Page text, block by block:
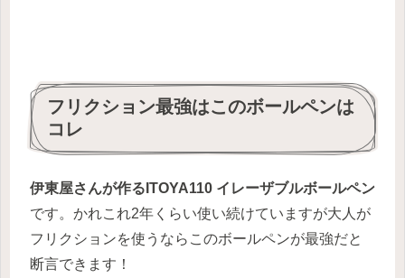
フリクション最強はこのボールペンは
コレ
伊東屋さんが作るITOYA110 イレーザブルボールペン
です。かれこれ2年くらい使い続けていますが大人が
フリクションを使うならこのボールペンが最強だと
断言できます！